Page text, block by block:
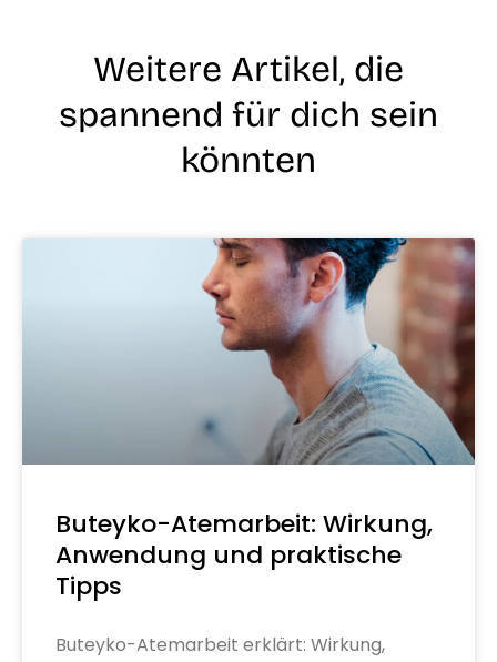
Weitere Artikel, die
spannend für dich sein
könnten
Buteyko-Atemarbeit: Wirkung,
Anwendung und praktische
Tipps
Buteyko-Atemarbeit erklärt: Wirkung,